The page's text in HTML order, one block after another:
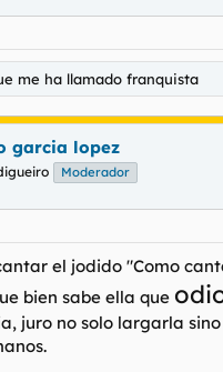
me ha llamado franquista
garcia lopez
Moderador
el jodido "Como
bien sabe ella que
juro no solo largarla sino